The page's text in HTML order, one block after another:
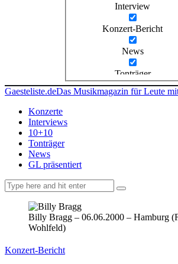
Interview
Konzert-Bericht
News
Tonträger
Gaesteliste.deDas Musikmagazin für Leute
Konzerte
Interviews
10+10
Tonträger
News
GL präsentiert
Billy Bragg – 06.06.2000 – Hamburg
Wohlfeld)
Konzert-Bericht